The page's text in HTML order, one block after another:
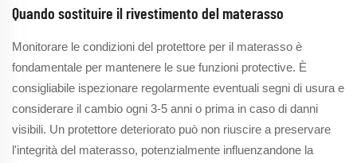
Quando sostituire il rivestimento del materasso
Monitorare le condizioni del protettore per il materasso è
fondamentale per mantenere le sue funzioni protective. È
consigliabile ispezionare regolarmente eventuali segni di usura e
considerare il cambio ogni 3-5 anni o prima in caso di danni
visibili. Un protettore deteriorato può non riuscire a preservare
l'integrità del materasso, potenzialmente influenzandone la